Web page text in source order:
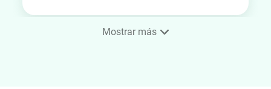
Mostrar más